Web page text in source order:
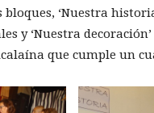
‘Nuestra
y ‘Nuestra
que cumple un